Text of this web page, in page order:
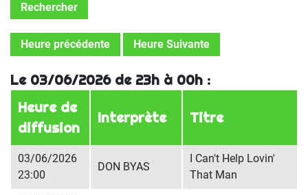
Rechercher
Heure précédente Heure Suivante
Le 03/06/2026 de 23h à 00h :
Heure de
diffusion
Interprète Titre
03/06/2026
23:00
DON BYAS
I Can't Help Lovin'
That Man